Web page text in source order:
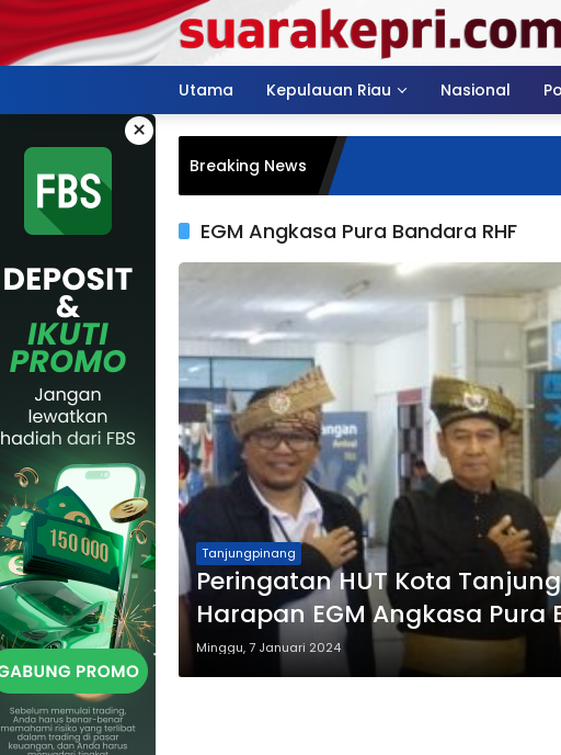
Langsung
konten
Utama
Kepulauan Riau Nasional
×
Breaking News
EGM Angkasa Pura Bandara RHF
Tanjungpinang
Peringatan HUT Kota
Harapan EGM Angkasa Pura
Minggu, 7 Januari 2024